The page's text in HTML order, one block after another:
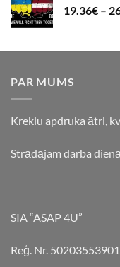
19.36€ –
PAR MUMS
Kreklu apdruka ātri,
Strādājam darba
SIA “ASAP 4U”
Reģ. Nr. 50203553901